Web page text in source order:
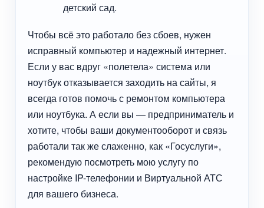
детский сад.
Чтобы всё это работало без сбоев, нужен
исправный компьютер и надежный интернет.
Если у вас вдруг «полетела» система или
ноутбук отказывается заходить на сайты, я
всегда готов помочь с ремонтом компьютера
или ноутбука. А если вы — предприниматель и
хотите, чтобы ваши документооборот и связь
работали так же слаженно, как «Госуслуги»,
рекомендую посмотреть мою услугу по
настройке IP-телефонии и Виртуальной АТС
для вашего бизнеса.